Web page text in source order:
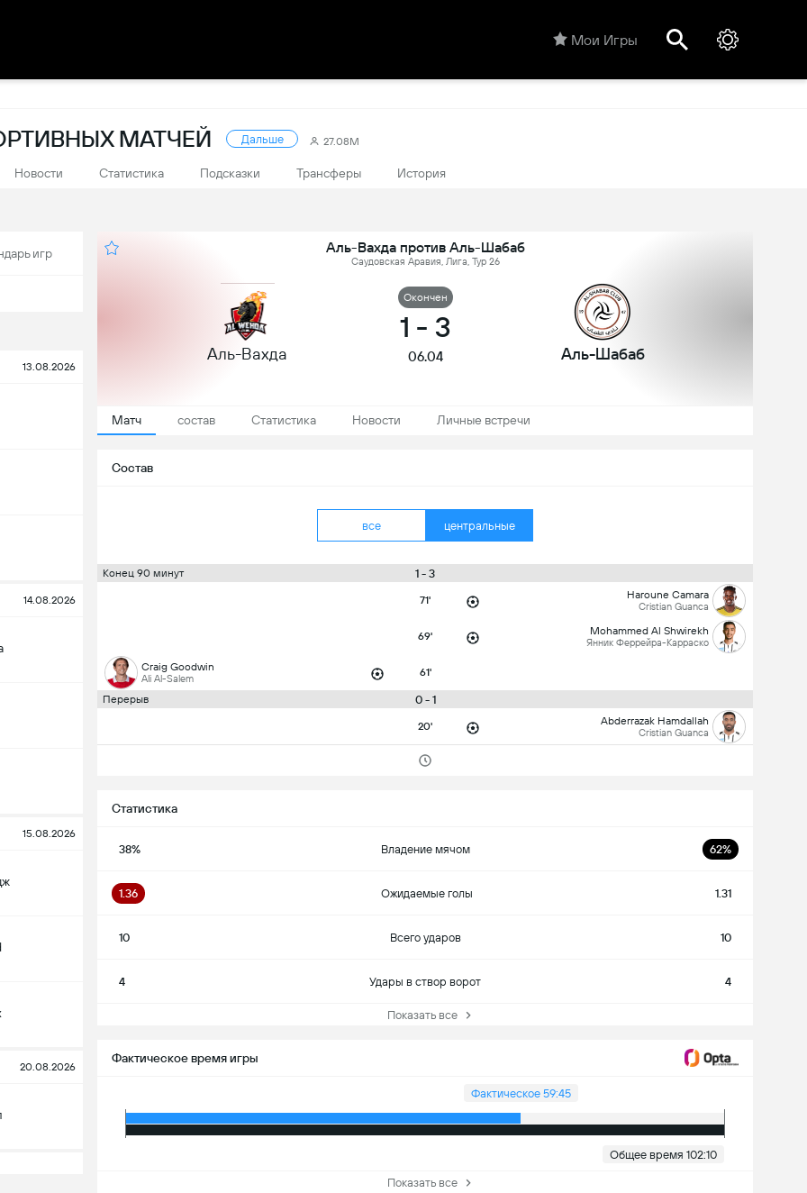
Мои Игры
МАТЧЕЙ Дальше 27.08M
Новости Статистика Подсказки Трансферы История
игр
13.08.2026
14.08.2026
15.08.2026
20.08.2026
Аль-Вахда против Аль-Шабаб
Саудовская Аравия, Лига, Тур 26
Аль-Вахда
Oкончен
1 - 3
06.04 Аль-Шабаб
Матч состав Статистика Новости Личные встречи
Состав
все центральные
Конец 90 минут 1 - 3
71' Haroune Camara
Cristian Guanca
69' Mohammed Al Shwirekh
Янник Феррейра-Карраско
Craig Goodwin
Ali Al-Salem 61'
Перерыв 0 - 1
20' Abderrazak Hamdallah
Cristian Guanca
Статистика
38% Владение мячом 62%
1.36 Ожидаемые голы 1.31
10 Всего ударов 10
4 Удары в створ ворот 4
Показать все
Фактическое время игры
Фактическое 59:45
Общее время 102:10
Показать все